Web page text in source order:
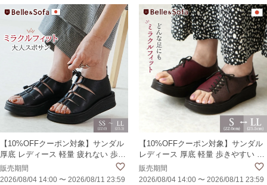
【10%OFFクーポン対象】サンダル
厚底 レディース 軽量 疲れない 歩き
やすい 外反母趾 痛くない かかとあ
り スポーツサンダル 日本製 GIZAP
販売期間
2026/08/04 14:00 〜 2026/08/11 23:59
【10%OFFクーポン対象】サンダル
レディース 厚底 軽量 歩きやすい 疲
れない 外反母趾 痛くない かかとあ
り レースアップ 編み上げ プラット
販売期間
2026/08/04 14:00 〜 2026/08/11 23:59